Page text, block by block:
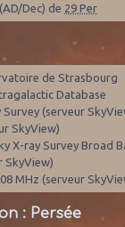
Dec) de 29 Per
de Strasbourg
Database
(serveur
SkyView)
X-ray Survey Broad
SkyView)
MHz (serveur
: Persée